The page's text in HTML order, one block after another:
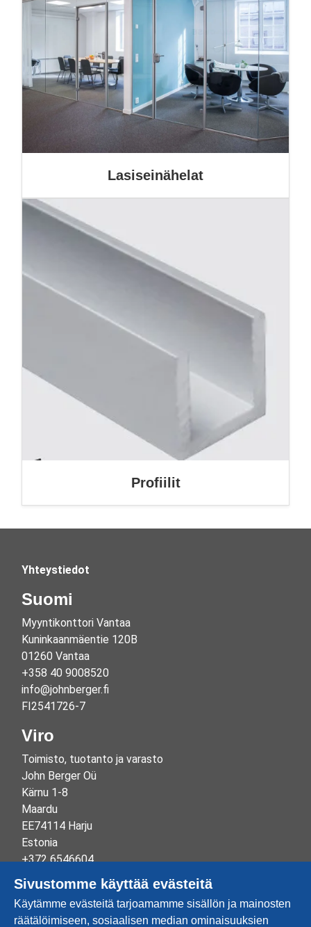
Lasiseinähelat
Profiilit
Yhteystiedot
Suomi
Myyntikonttori Vantaa
Kuninkaanmäentie 120B
01260 Vantaa
+358 40 9008520
info@johnberger.fi
FI2541726-7
Viro
Toimisto, tuotanto ja varasto
John Berger Oü
Kärnu 1-8
Maardu
EE74114 Harju
Estonia
+372 6546604
info@johnberger.ee
Reg.nr 10265834
EE100332513
Sivustomme käyttää evästeitä
Käytämme evästeitä tarjoamamme sisällön ja mainosten
räätälöimiseen, sosiaalisen median ominaisuuksien